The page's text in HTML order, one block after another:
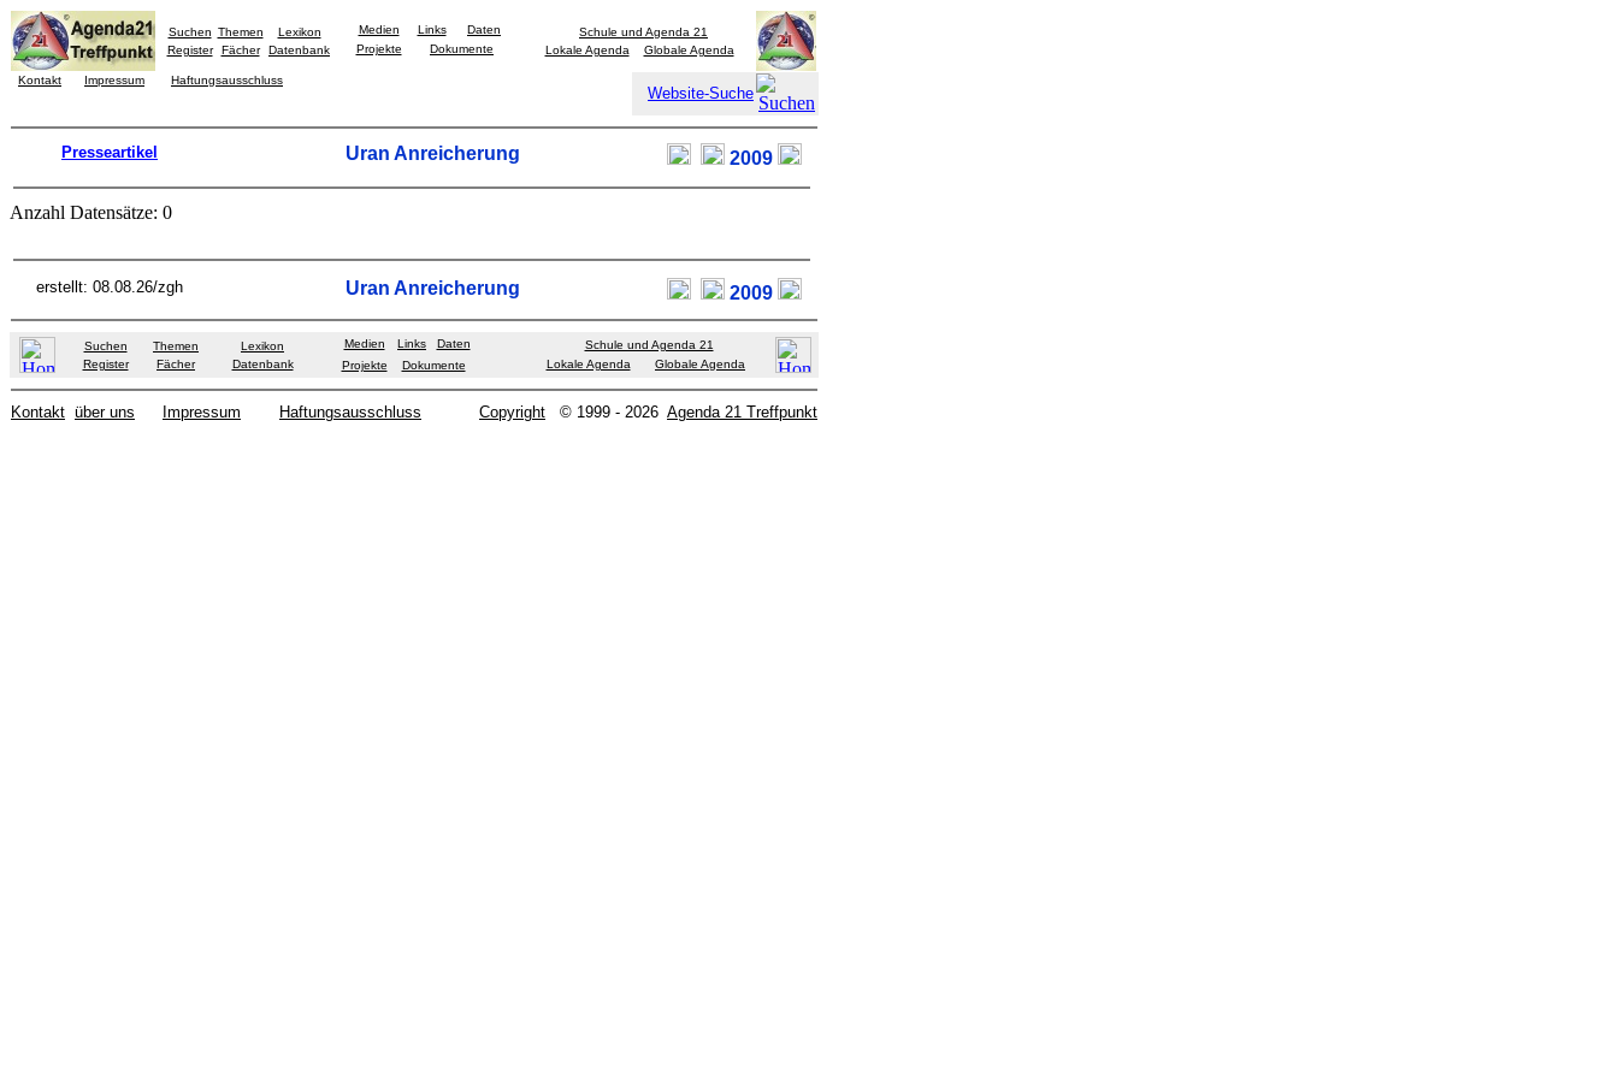
Suchen Themen
Lexikon
Register
Fächer Datenbank
Medien Links
Daten
Projekte
Dokumente
Schule und Agenda 21
Lokale Agenda
Globale Agenda
Kontakt Impressum Haftungsausschluss
Website-Suche
Presseartikel Uran Anreicherung 2009
Anzahl Datensätze: 0
erstellt: 08.08.26/zgh Uran Anreicherung 2009
Suchen Themen
Lexikon
Register
Fächer Datenbank
Medien Links
Daten
Projekte
Dokumente
Schule und Agenda 21
Lokale Agenda
Globale Agenda
Kontakt über uns Impressum Haftungsausschluss Copyright © 1999 - 2026 Agenda 21 Treffpunkt